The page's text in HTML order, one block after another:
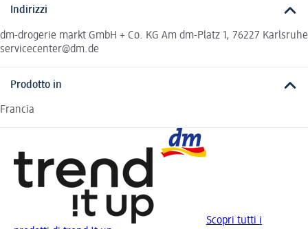
Indirizzi
dm-drogerie markt GmbH + Co. KG Am dm-Platz 1, 76227 Karlsruhe
servicecenter@dm.de
Prodotto in
Francia
Scopri tutti i